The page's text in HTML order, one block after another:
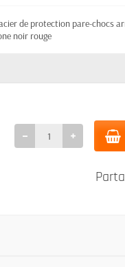
de protection pare-chocs
noir rouge